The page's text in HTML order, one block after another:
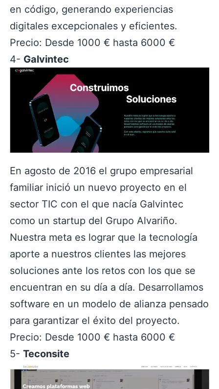
en código, generando experiencias
digitales excepcionales y eficientes.
Precio: Desde 1000 € hasta 6000 €
4- Galvintec
En agosto de 2016 el grupo empresarial
familiar inició un nuevo proyecto en el
sector TIC con el que nacía Galvintec
como un startup del Grupo Alvariño.
Nuestra meta es lograr que la tecnología
aporte a nuestros clientes las mejores
soluciones ante los retos con los que se
encuentran en su día a día. Desarrollamos
software en un modelo de alianza pensado
para garantizar el éxito del proyecto.
Precio: Desde 1000 € hasta 6000 €
5- Teconsite